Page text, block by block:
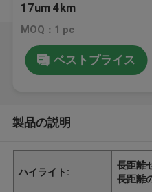
17um 4km
MOQ：1 pc
ベストプライス
製品の説明
ハイライト:
長距離
長距離